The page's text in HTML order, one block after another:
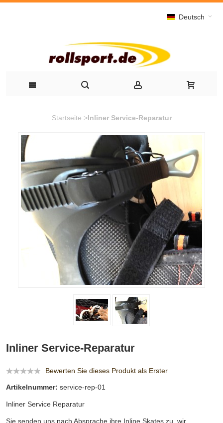
Deutsch
Startseite >Inliner Service-Reparatur
Inliner Service-Reparatur
Bewerten Sie dieses Produkt als Erster
Artikelnummer: service-rep-01
Inliner Service Reparatur
Sie senden uns nach Absprache ihre Inline Skates zu, wir